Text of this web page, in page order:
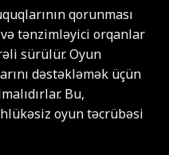
qorunması
tənzimləyici orqanlar
sürülür. Oyun
dəstəkləmək üçün
Bu,
oyun təcrübəsi